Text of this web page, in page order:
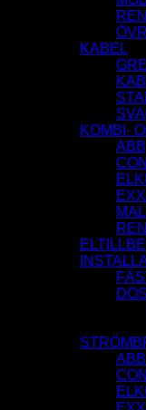
KABEL
KOMBI-
ABB